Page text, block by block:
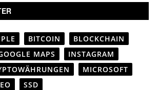
BITCOIN
BLOCKCHAIN
MAPS
INSTAGRAM
MICROSOFT
SSD